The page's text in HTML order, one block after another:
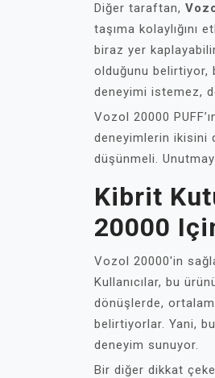
Diğer taraftan,
taşıma kolaylığını
biraz yer
olduğunu belirtiyor,
deneyimi istemez,
Vozol 20000
deneyimlerin ikisini
düşünmeli.
Kibrit
20000
Vozol 20000'in
Kullanıcılar, bu
dönüşlerde,
belirtiyorlar. Yani,
deneyim sunuyor.
Bir diğer dikkat